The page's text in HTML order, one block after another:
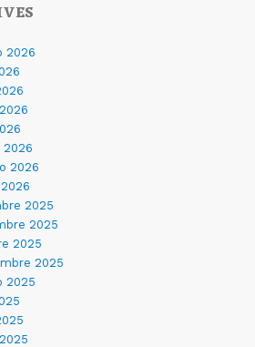
2026
2026
2026
2025
2025
2025
2025
2025